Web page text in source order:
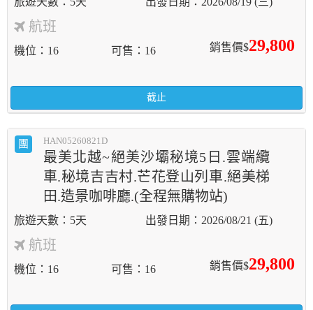
航班
銷售價$29,800
機位 16 可售 16
截止
團 HAN05260821D
最美北越~絕美沙壩秘境5日.雲端纜
車.秘境吉吉村.芒花登山列車.絕美梯
田.造景咖啡廳.(全程無購物站)
5天 2026/08/21 (五)
航班
銷售價$29,800
機位 16 可售 16